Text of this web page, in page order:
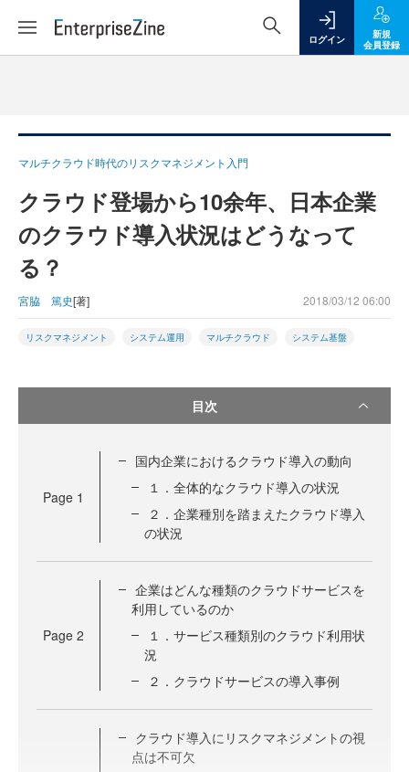
ログイン
新規
会員登録
マルチクラウド時代のリスクマネジメント入門
クラウド登場から10余年、日本企業
のクラウド導入状況はどうなって
る？
宮脇 篤史[著] 2018/03/12 06:00
リスクマネジメント システム運用 マルチクラウド システム基盤
目次
Page 1
国内企業におけるクラウド導入の動向
１．全体的なクラウド導入の状況
２．企業種別を踏まえたクラウド導入
の状況
Page 2
企業はどんな種類のクラウドサービスを
利用しているのか
１．サービス種類別のクラウド利用状
況
２．クラウドサービスの導入事例
クラウド導入にリスクマネジメントの視
点は不可欠